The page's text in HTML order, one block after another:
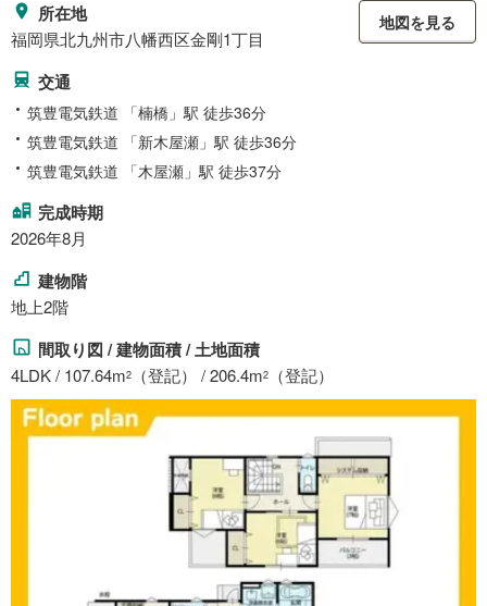
所在地
福岡県北九州市八幡西区金剛1丁目
地図を見る
交通
筑豊電気鉄道 「楠橋」駅 徒歩36分
筑豊電気鉄道 「新木屋瀬」駅 徒歩36分
筑豊電気鉄道 「木屋瀬」駅 徒歩37分
完成時期
2026年8月
建物階
地上2階
間取り図 / 建物面積 / 土地面積
4LDK / 107.64m2 （登記） / 206.4m2 （登記）